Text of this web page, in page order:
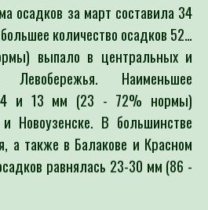
осадков за март составила 34
количество осадков 52…
выпало в центральных и
Левобережья. Наименьшее
4 и 13 мм (23 - 72% нормы)
Новоузенске. В большинстве
а также в Балакове и Красном
равнялась 23-30 мм (86 -